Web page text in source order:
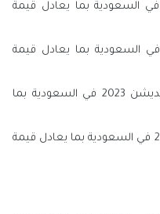
يبدأ سعر نيسان ارمادا SV 2023 في السعودية بما يعادل قيمة
يبدأ سعر نيسان ارمادا SL 2023 في السعودية بما يعادل قيمة
يبدأ سعر نيسان ارمادا ميدنايت ايديشن 2023 في السعودية بما
يبدأ سعر نيسان ارمادا بلاتنيوم 2023 في السعودية بما يعادل قيمة